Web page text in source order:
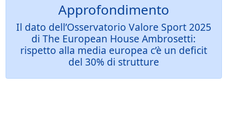
Approfondimento
Il dato dell’Osservatorio Valore Sport 2025
di The European House Ambrosetti:
rispetto alla media europea c’è un deficit
del 30% di strutture